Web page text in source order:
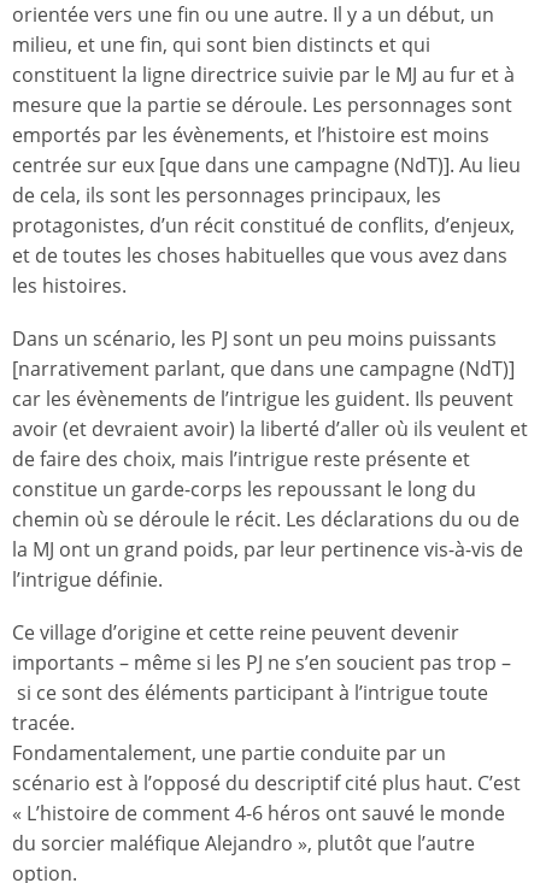
orientée vers une fin ou une autre. Il y a un début, un
milieu, et une fin, qui sont bien distincts et qui
constituent la ligne directrice suivie par le MJ au fur et à
mesure que la partie se déroule. Les personnages sont
emportés par les évènements, et l’histoire est moins
centrée sur eux [que dans une campagne (NdT)]. Au lieu
de cela, ils sont les personnages principaux, les
protagonistes, d’un récit constitué de conflits, d’enjeux,
et de toutes les choses habituelles que vous avez dans
les histoires.
Dans un scénario, les PJ sont un peu moins puissants
[narrativement parlant, que dans une campagne (NdT)]
car les évènements de l’intrigue les guident. Ils peuvent
avoir (et devraient avoir) la liberté d’aller où ils veulent et
de faire des choix, mais l’intrigue reste présente et
constitue un garde-corps les repoussant le long du
chemin où se déroule le récit. Les déclarations du ou de
la MJ ont un grand poids, par leur pertinence vis-à-vis de
l’intrigue définie.
Ce village d’origine et cette reine peuvent devenir
importants – même si les PJ ne s’en soucient pas trop –
si ce sont des éléments participant à l’intrigue toute
tracée.
Fondamentalement, une partie conduite par un
scénario est à l’opposé du descriptif cité plus haut. C’est
« L’histoire de comment 4-6 héros ont sauvé le monde
du sorcier maléfique Alejandro », plutôt que l’autre
option.